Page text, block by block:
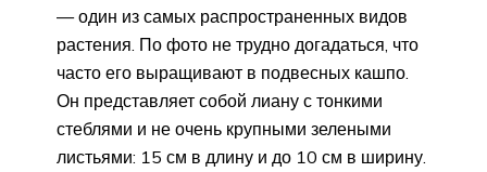
— один из самых распространенных видов
растения. По фото не трудно догадаться, что
часто его выращивают в подвесных кашпо.
Он представляет собой лиану с тонкими
стеблями и не очень крупными зелеными
листьями: 15 см в длину и до 10 см в ширину.